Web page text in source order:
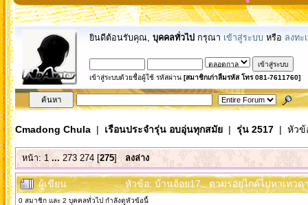
ยินดีต้อนรับคุณ, บุคคลทั่วไป กรุณา เข้าสู่ระบบ หรือ ลงทะ
เข้าสู่ระบบด้วยชื่อผู้ใช้ รหัสผ่าน [สมาชิกเก่าลืมรหัส โทร 081-7611760]
Cmadong Chula| เรือนประจำรุ่น อบอุ่นทุกสมัย| รุ่น 2517| หัวข้
หน้า:1 ... 273 274[275]ลงล่าง
ผู้เขียน หัวข้อ: บ้านอ้อย17.. ตามรอยไกด์ไปหาเทว
0 สมาชิก และ 2 บุคคลทั่วไป กำลังดูหัวข้อนี้